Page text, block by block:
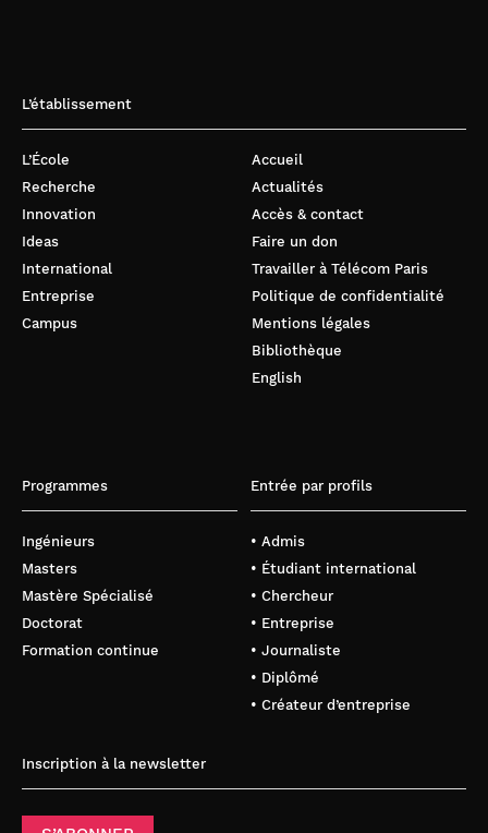
L’établissement
L’École
Recherche
Innovation
Ideas
International
Entreprise
Campus
Accueil
Actualités
Accès & contact
Faire un don
Travailler à Télécom Paris
Politique de confidentialité
Mentions légales
Bibliothèque
English
Programmes
Ingénieurs
Masters
Mastère Spécialisé
Doctorat
Formation continue
Entrée par profils
• Admis
• Étudiant international
• Chercheur
• Entreprise
• Journaliste
• Diplômé
• Créateur d’entreprise
Inscription à la newsletter